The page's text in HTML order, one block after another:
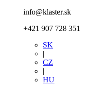
info@klaster.sk
+421 907 728 351
SK
|
CZ
|
HU